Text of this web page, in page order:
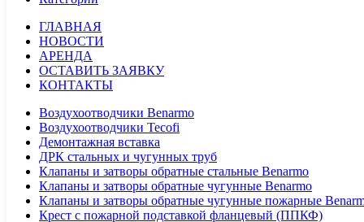
ГЛАВНАЯ
НОВОСТИ
АРЕНДА
ОСТАВИТЬ ЗАЯВКУ
КОНТАКТЫ
Воздухоотводчики Benarmo
Воздухоотводчики Tecofi
Демонтажная вставка
ДРК стальных и чугунных труб
Клапаны и затворы обратные стальные Benarmo
Клапаны и затворы обратные чугунные Benarmo
Клапаны и затворы обратные чугунные пожарные
Крест с пожарной подставкой фланцевый (ППКФ)